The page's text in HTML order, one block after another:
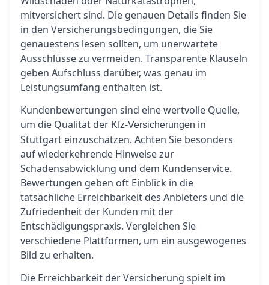
mitversichert sind. Die genauen Details finden Sie
in den Versicherungsbedingungen, die Sie
genauestens lesen sollten, um unerwartete
Ausschlüsse zu vermeiden. Transparente Klauseln
geben Aufschluss darüber, was genau im
Leistungsumfang enthalten ist.
Kundenbewertungen sind eine wertvolle Quelle,
um die Qualität der Kfz-Versicherungen in
Stuttgart einzuschätzen. Achten Sie besonders
auf wiederkehrende Hinweise zur
Schadensabwicklung und dem Kundenservice.
Bewertungen geben oft Einblick in die
tatsächliche Erreichbarkeit des Anbieters und die
Zufriedenheit der Kunden mit der
Entschädigungspraxis. Vergleichen Sie
verschiedene Plattformen, um ein ausgewogenes
Bild zu erhalten.
Die Erreichbarkeit der Versicherung spielt im